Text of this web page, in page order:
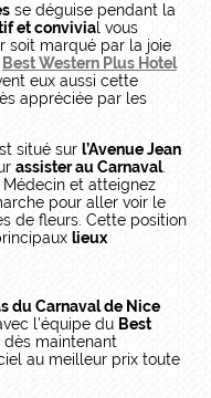
se déguise pendant la
et convivial vous
soit marqué par la joie
Best Western Plus Hotel
eux aussi cette
appréciée par les
situé sur l’Avenue Jean
assister au Carnaval.
Médecin et atteignez
pour aller voir le
de fleurs. Cette position
lieux
du Carnaval de Nice
l’équipe du Best
dès maintenant
au meilleur prix toute